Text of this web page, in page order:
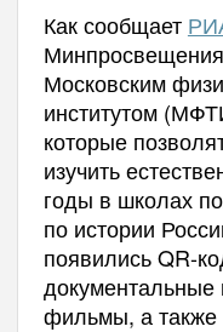
Как сообщает
Московским
институтом
которые
изучить
годы в школах
по истории
появились QR-
фильмы, а также